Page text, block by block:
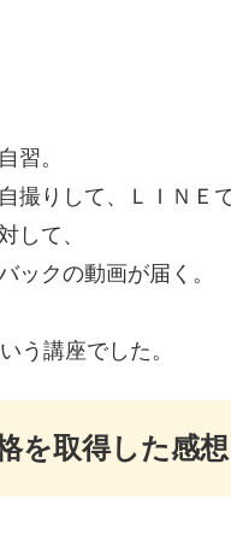
習。
撮りして、ＬＩＮＥ
して、
ックの動画が届く。
う講座でした。
を取得した感想